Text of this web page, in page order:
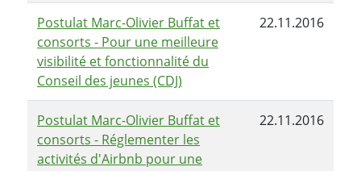
Postulat Marc-Olivier Buffat et
consorts - Pour une meilleure
visibilité et fonctionnalité du
Conseil des jeunes (CDJ)
22.11.2016
Postulat Marc-Olivier Buffat et
consorts - Réglementer les
activités d'Airbnb pour une
22.11.2016